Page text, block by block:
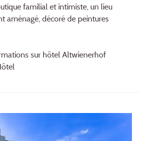
familial et intimiste, un lieu
aménagé, décoré de peintures
sur hôtel Altwienerhof